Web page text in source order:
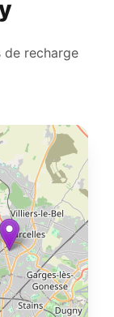
de recharge